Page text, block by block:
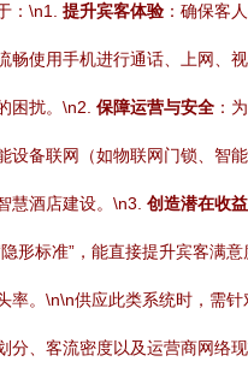
：\n1. 提升宾客体验 ：确保客
畅使用手机进行通话、上网、
困扰。\n2. 保障运营与安全 ：
设备联网（如物联网门锁、智
慧酒店建设。\n3. 创造潜在收益
形标准”，能直接提升宾客满
率。\n\n供应此类系统时，需针
分、客流密度以及运营商网络